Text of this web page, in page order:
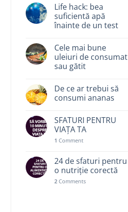
Life hack: bea
suficientă apă
înainte de un test
Cele mai bune
uleiuri de consumat
sau gătit
De ce ar trebui să
consumi ananas
SFATURI PENTRU
VIAȚA TA
1 Comment
24 de sfaturi pentru
o nutriție corectă
2Comments